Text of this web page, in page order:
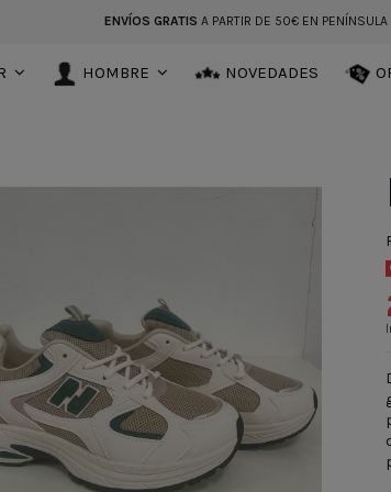
ENVÍOS GRATIS A PARTIR DE 50€ EN PENÍNSULA
HOMBRE NOVEDADES